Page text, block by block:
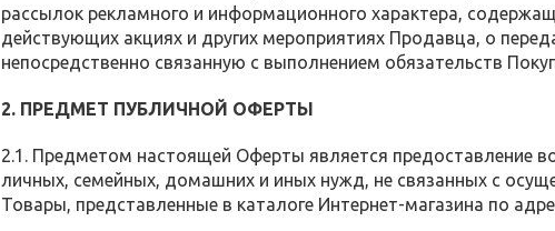
рассылок рекламного и информационного характера,
действующих акциях и других мероприятиях Продавца, о
непосредственно связанную с выполнением обязательств
2. ПРЕДМЕТ ПУБЛИЧНОЙ ОФЕРТЫ
2.1. Предметом настоящей Оферты является предоставление
личных, семейных, домашних и иных нужд, не связанных с
Товары, представленные в каталоге Интернет-магазина по